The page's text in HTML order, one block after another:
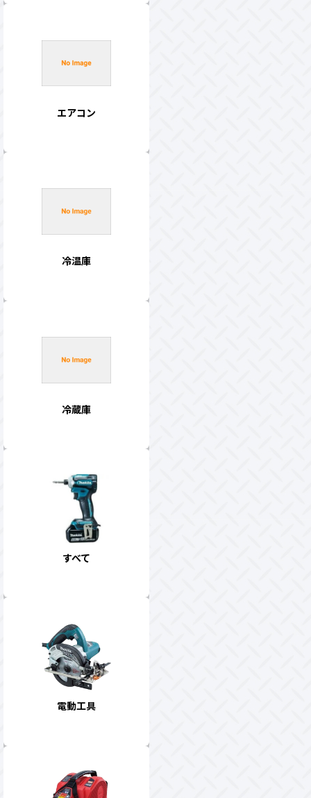
エアコン
冷温庫
冷蔵庫
すべて
電動工具